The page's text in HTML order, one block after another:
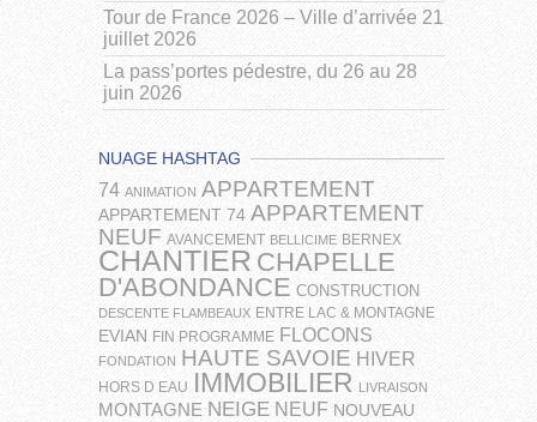
Tour de France 2026 – Ville d’arrivée 21
juillet 2026
La pass’portes pédestre, du 26 au 28
juin 2026
NUAGE HASHTAG
74 ANIMATION APPARTEMENT
APPARTEMENT 74 APPARTEMENT
NEUF AVANCEMENT BELLICIME BERNEX
CHANTIER CHAPELLE
D'ABONDANCE CONSTRUCTION
DESCENTE FLAMBEAUX ENTRE LAC & MONTAGNE
EVIAN FIN PROGRAMME FLOCONS
FONDATION HAUTE SAVOIE HIVER
HORS D EAU IMMOBILIER LIVRAISON
MONTAGNE NEIGE NEUF NOUVEAU